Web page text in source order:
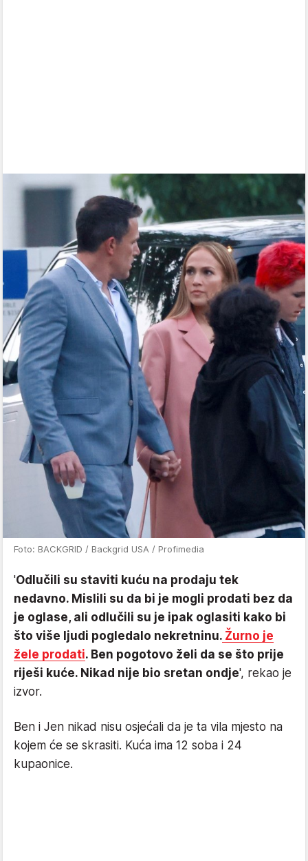
Foto: BACKGRID / Backgrid USA / Profimedia
'Odlučili su staviti kuću na prodaju tek
nedavno. Mislili su da bi je mogli prodati bez da
je oglase, ali odlučili su je ipak oglasiti kako bi
što više ljudi pogledalo nekretninu. Žurno je
žele prodati. Ben pogotovo želi da se što prije
riješi kuće. Nikad nije bio sretan ondje', rekao je
izvor.
Ben i Jen nikad nisu osjećali da je ta vila mjesto na
kojem će se skrasiti. Kuća ima 12 soba i 24
kupaonice.